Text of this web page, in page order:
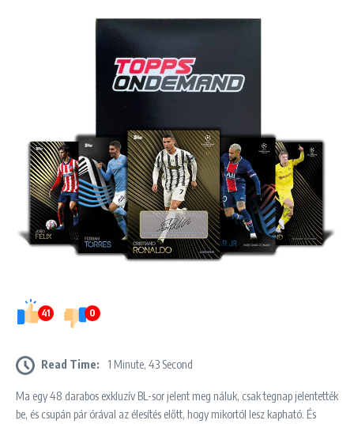
41 0
Read Time: 1 Minute, 43 Second
Ma egy 48 darabos exkluzív BL-sor jelent meg náluk, csak tegnap jelentették
be, és csupán pár órával az élesítés előtt, hogy mikortól lesz kapható. És